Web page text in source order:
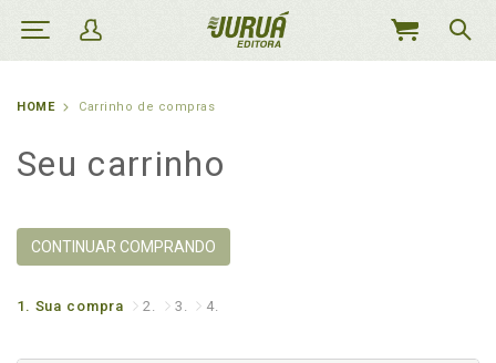
MEU
HOME Carrinho de compras
Seu carrinho
CONTINUAR COMPRANDO
1. Sua compra 2. 3. 4.